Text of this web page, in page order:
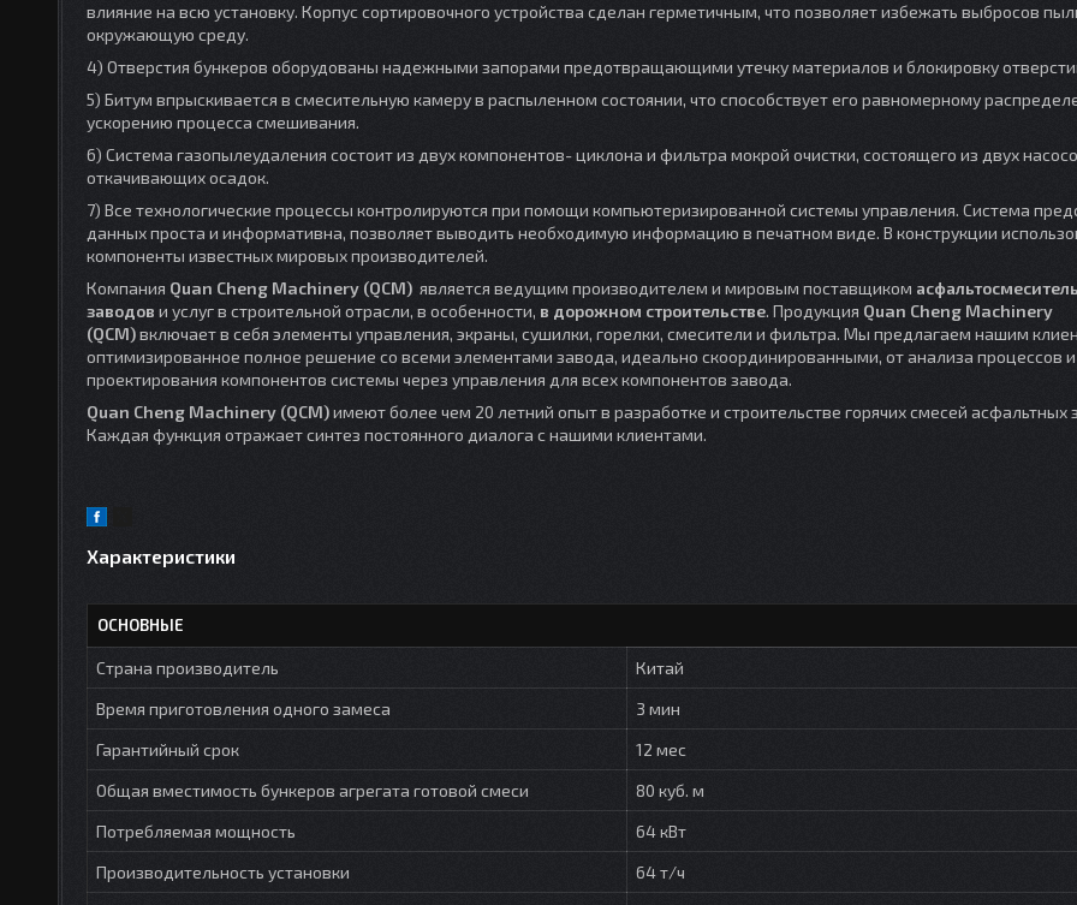
влияние на всю установку. Корпус сортировочного устройства сделан герметичным, что позволяет избежать выбросов
окружающую среду.
4) Отверстия бункеров оборудованы надежными запорами предотвращающими утечку материалов и блокировку
5) Битум впрыскивается в смесительную камеру в распыленном состоянии, что способствует его равномерному
ускорению процесса смешивания.
6) Система газопылеудаления состоит из двух компонентов- циклона и фильтра мокрой очистки, состоящего из двух
откачивающих осадок.
7) Все технологические процессы контролируются при помощи компьютеризированной системы управления. Система
данных проста и информативна, позволяет выводить необходимую информацию в печатном виде. В конструкции
компоненты известных мировых производителей.
Компания Quan Cheng Machinery (QCM) является ведущим производителем и мировым поставщиком
заводов и услуг в строительной отрасли, в особенности, в дорожном строительстве. Продукция Quan Cheng Machinery
(QCM)включает в себя элементы управления, экраны, сушилки, горелки, смесители и фильтра. Мы предлагаем нашим
оптимизированное полное решение со всеми элементами завода, идеально скоординированными, от анализа процессов и
проектирования компонентов системы через управления для всех компонентов завода.
Quan Cheng Machinery (QCM)имеют более чем 20 летний опыт в разработке и строительстве горячих смесей асфальтных
Каждая функция отражает синтез постоянного диалога с нашими клиентами.
Характеристики
ОСНОВНЫЕ
Страна производитель
Китай
Время приготовления одного замеса
3 мин
Гарантийный срок
12 мес
Общая вместимость бункеров агрегата готовой смеси
80 куб. м
Потребляемая мощность
64 кВт
Производительность установки
64 т/ч